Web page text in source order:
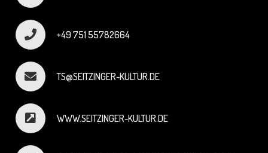
+49 751 55782664
TS@SEITZINGER-KULTUR.DE
WWW.SEITZINGER-KULTUR.DE